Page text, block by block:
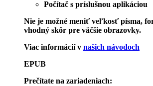
Počítač s príslušnou aplikáciou
Nie je možné meniť veľkosť písma,
vhodný skôr pre väčšie obrazovky.
Viac informácií v našich návodoch
EPUB
Prečítate na zariadeniach: